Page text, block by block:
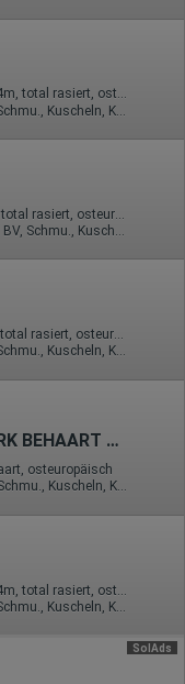
wird verwendet, um
Hotjar kann
die
Ihnen bereitgestellte
26 Jahre, 75B, KF 34/36, 1.64m, total rasiert, osteuropäisch
ZK, 69, GF6, NSa, Franz b. Ihr, BV, Schmu., Kuscheln
35 Jahre, 80D, KF 38, 1.67m, total rasiert, osteuropäisch
ZK, 69, GF6, Franz b. Ihr, BV, Schmu., Kuscheln, Körperküs.
Veronica 1 MAL STARK BEHAART SQU*RTING QUEEN
osteuropäisch
69, GF6, DT, Franz b. Ihr, BV, Schmu., Kuscheln, Körperküs.
SolAds